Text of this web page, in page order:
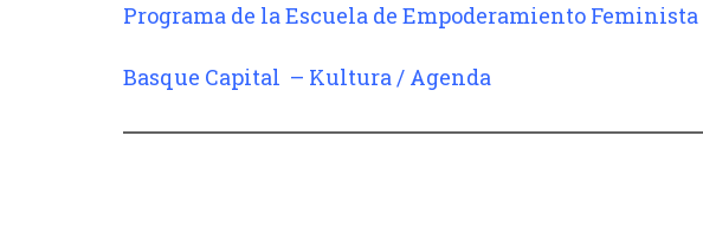
Programa de la Escuela de Empoderamiento Feminista
Basque Capital – Kultura / Agenda